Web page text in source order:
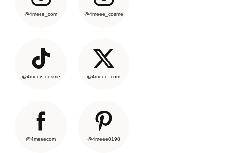
@4meee_com @4meee_cosme
@4meee_cosme @4meee_com
@4meeecom @4meee0198